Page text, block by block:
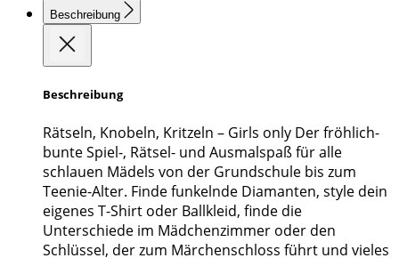
Beschreibung
Beschreibung
Rätseln, Knobeln, Kritzeln – Girls only Der fröhlich-
bunte Spiel-, Rätsel- und Ausmalspaß für alle
schlauen Mädels von der Grundschule bis zum
Teenie-Alter. Finde funkelnde Diamanten, style dein
eigenes T-Shirt oder Ballkleid, finde die
Unterschiede im Mädchenzimmer oder den
Schlüssel, der zum Märchenschloss führt und vieles